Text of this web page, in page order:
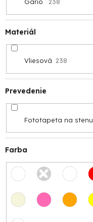
Materiál
Vliesová 238
Prevedenie
Fototapeta na stenu
Farba